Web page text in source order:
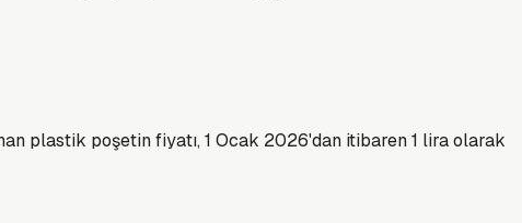
plastik poşetin fiyatı, 1 Ocak 2026'dan itibaren 1 lira olarak